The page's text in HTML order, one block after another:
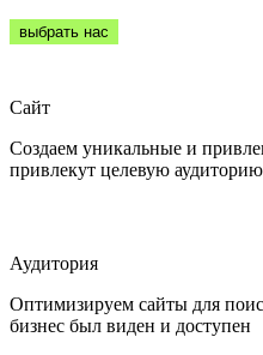
выбрать нас
Сайт
Создаем уникальные и
привлекут целевую аудиторию
Аудитория
Оптимизируем сайты для
бизнес был виден и доступен